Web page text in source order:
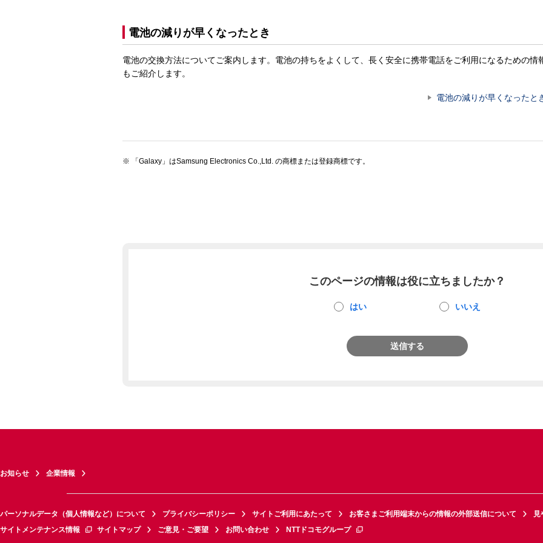
電池の減りが早くなったとき
電池の交換方法についてご案内します。電池の持ちをよくして、長く安全に携帯電話をご利用になるための情
もご紹介します。
電池の減りが早くなったと
「Galaxy」はSamsung Electronics Co.,Ltd. の商標または登録商標です。
このページの情報は役に立ちましたか？
はい いいえ
送信する
お知らせ 企業情報
パーソナルデータ（個人情報など）について プライバシーポリシー サイトご利用にあたって お客さまご利用端末からの情報の外部送信について
見
サイトメンテナンス情報
サイトマップ ご意見・ご要望 お問い合わせ NTTドコモグループ